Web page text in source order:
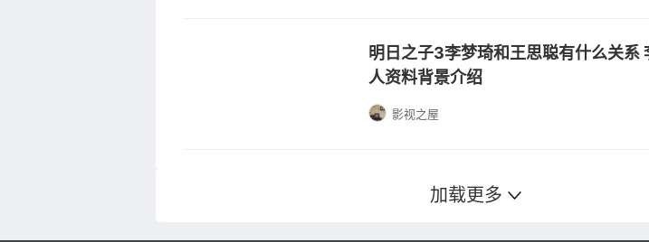
明日之子3李梦琦和王思聪有什么关系
人资料背景介绍
影视之屋
加载更多